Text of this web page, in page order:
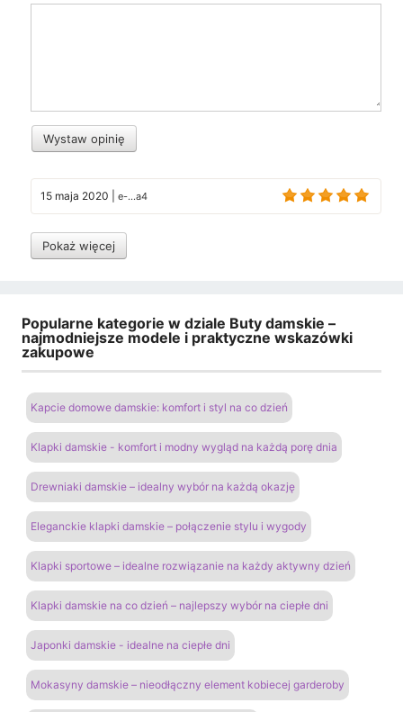
Wystaw opinię
15 maja 2020 e-...a4
Pokaż więcej
Popularne kategorie w dziale Buty damskie –
najmodniejsze modele i praktyczne wskazówki
zakupowe
Kapcie domowe damskie: komfort i styl na co dzień
Klapki damskie - komfort i modny wygląd na każdą porę dnia
Drewniaki damskie – idealny wybór na każdą okazję
Eleganckie klapki damskie – połączenie stylu i wygody
Klapki sportowe – idealne rozwiązanie na każdy aktywny dzień
Klapki damskie na co dzień – najlepszy wybór na ciepłe dni
Japonki damskie - idealne na ciepłe dni
Mokasyny damskie – nieodłączny element kobiecej garderoby